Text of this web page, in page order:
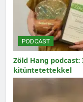
PODCAST
Zöld Hang
kitüntetettekkel